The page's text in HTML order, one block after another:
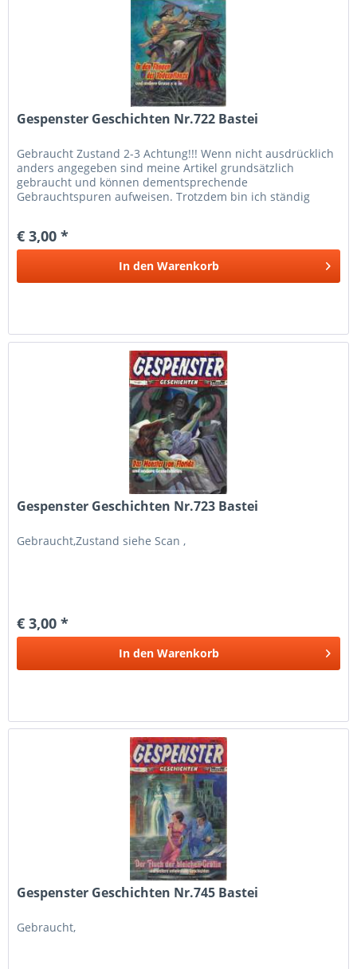
Gespenster Geschichten Nr.722 Bastei
Gebraucht Zustand 2-3 Achtung!!! Wenn nicht ausdrücklich
anders angegeben sind meine Artikel grundsätzlich
gebraucht und können dementsprechende
Gebrauchtspuren aufweisen. Trotzdem bin ich ständig
€ 3,00 *
In den Warenkorb
Gespenster Geschichten Nr.723 Bastei
Gebraucht,Zustand siehe Scan ,
€ 3,00 *
In den Warenkorb
Gespenster Geschichten Nr.745 Bastei
Gebraucht,